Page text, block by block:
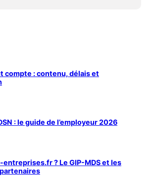
compte : contenu, délais et
: le guide de l’employeur 2026
entreprises.fr ? Le GIP-MDS et les